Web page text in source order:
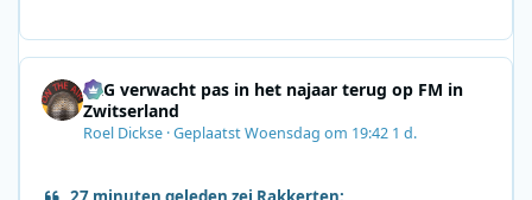
SRG verwacht pas in het najaar terug op FM in
Zwitserland
Roel Dickse ·GeplaatstWoensdag om 19:42 1 d.